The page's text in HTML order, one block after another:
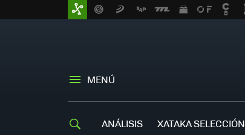
MENÚ
ANÁLISIS XATAKA SELECCIÓN